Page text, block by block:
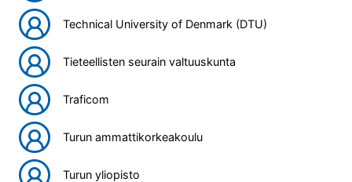
Technical University of Denmark (DTU)
Tieteellisten seurain valtuuskunta
Traficom
Turun ammattikorkeakoulu
Turun yliopisto